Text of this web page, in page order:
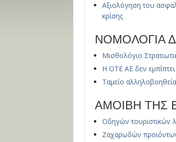
Αξιολόγηση του
κρίσης
ΝΟΜΟΛΟΓΙΑ
Μισθολόγιο
Η ΟΤΕ ΑΕ δεν
Ταμείο
ΑΜΟΙΒΗ ΤΗΣ
Οδηγών τουριστικών
Ζαχαρωδών